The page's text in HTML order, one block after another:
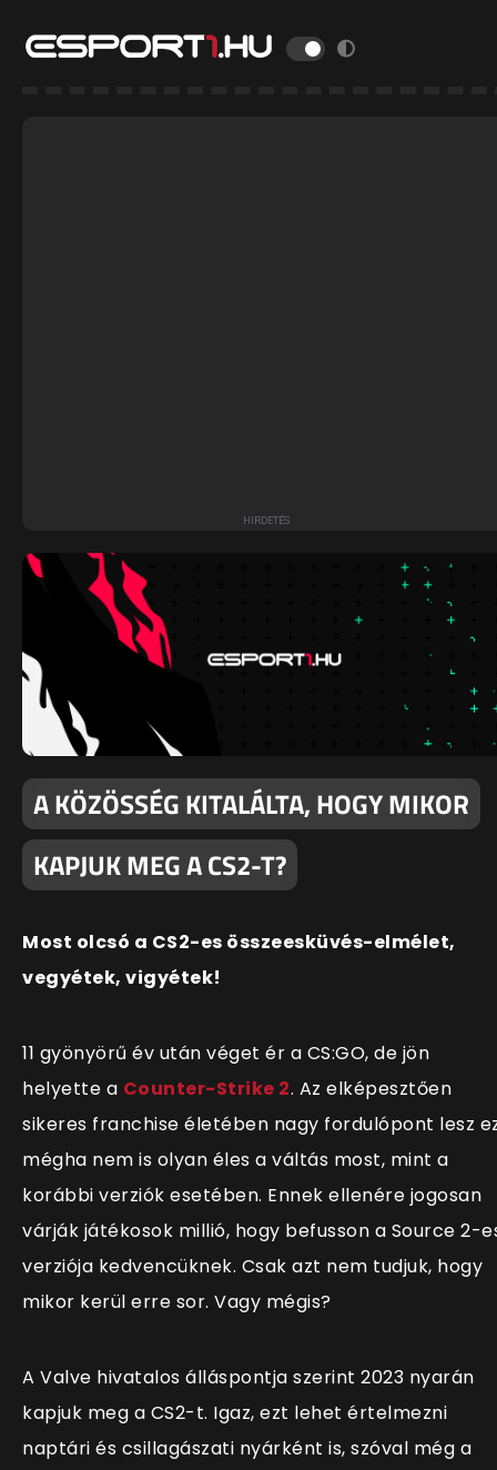
A KÖZÖSSÉG KITALÁLTA, HOGY MIKOR
KAPJUK MEG A CS2-T?
Most olcsó a CS2-es összeesküvés-elmélet,
vegyétek, vigyétek!
11 gyönyörű év után véget ér a CS:GO, de jön
helyette a Counter-Strike 2. Az elképesztően
sikeres franchise életében nagy fordulópont lesz
mégha nem is olyan éles a váltás most, mint a
korábbi verziók esetében. Ennek ellenére jogosan
várják játékosok millió, hogy befusson a Source 2-
verziója kedvencüknek. Csak azt nem tudjuk, hogy
mikor kerül erre sor. Vagy mégis?
A Valve hivatalos álláspontja szerint 2023 nyarán
kapjuk meg a CS2-t. Igaz, ezt lehet értelmezni
naptári és csillagászati nyárként is, szóval még a